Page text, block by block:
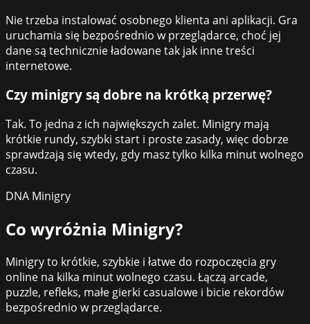
Nie trzeba instalować osobnego klienta ani aplikacji. Gra
uruchamia się bezpośrednio w przeglądarce, choć jej
dane są technicznie ładowane tak jak inne treści
internetowe.
Czy minigry są dobre na krótką przerwę?
Tak. To jedna z ich największych zalet. Minigry mają
krótkie rundy, szybki start i proste zasady, więc dobrze
sprawdzają się wtedy, gdy masz tylko kilka minut wolnego
czasu.
DNA Minigry
Co wyróżnia Minigry?
Minigry to krótkie, szybkie i łatwe do rozpoczęcia gry
online na kilka minut wolnego czasu. Łączą arcade,
puzzle, refleks, małe gierki casualowe i bicie rekordów
bezpośrednio w przeglądarce.